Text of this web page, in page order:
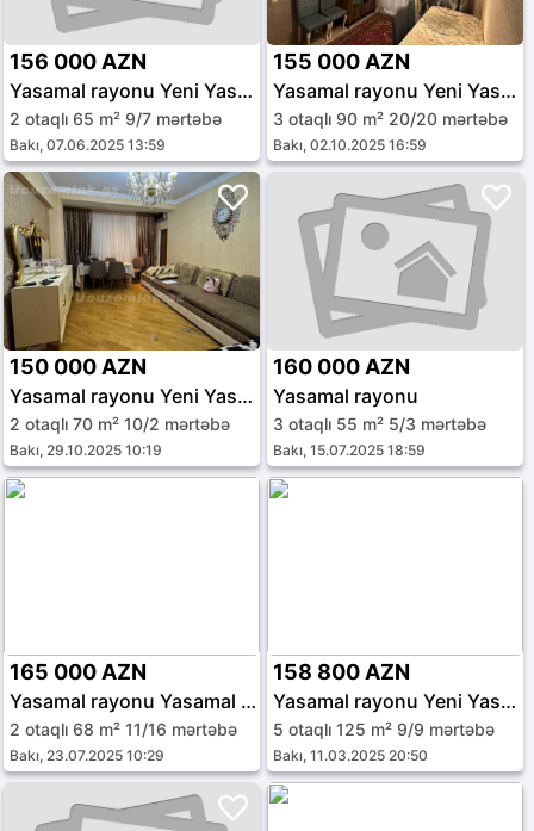
156 000 AZN
Yasamal rayonu Yeni Yasamal qəs.
2 otaqlı 65 m² 9/7 mərtəbə
Bakı, 07.06.2025 13:59
155 000 AZN
Yasamal rayonu Yeni Yasamal qəs.
3 otaqlı 90 m² 20/20 mərtəbə
Bakı, 02.10.2025 16:59
150 000 AZN
Yasamal rayonu Yeni Yasamal qəs.
2 otaqlı 70 m² 10/2 mərtəbə
Bakı, 29.10.2025 10:19
160 000 AZN
Yasamal rayonu
3 otaqlı 55 m² 5/3 mərtəbə
Bakı, 15.07.2025 18:59
165 000 AZN
Yasamal rayonu Yasamal qəs.
2 otaqlı 68 m² 11/16 mərtəbə
Bakı, 23.07.2025 10:29
158 800 AZN
Yasamal rayonu Yeni Yasamal qəs.
5 otaqlı 125 m² 9/9 mərtəbə
Bakı, 11.03.2025 20:50